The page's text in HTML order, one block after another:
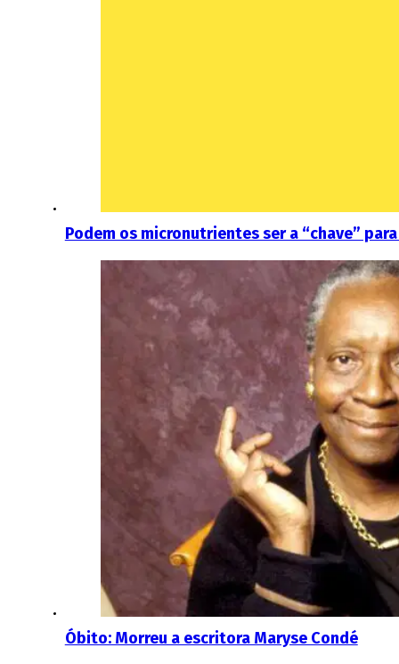
Podem os micronutrientes ser a “chave”
Óbito: Morreu a escritora Maryse Condé